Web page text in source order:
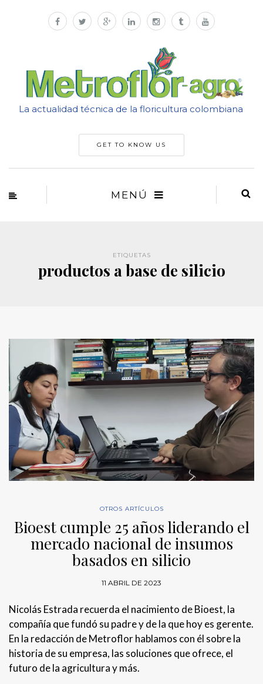
La actualidad técnica de la floricultura colombiana
GET TO KNOW US
MENÚ
ETIQUETAS
productos a base de silicio
OTROS ARTÍCULOS
Bioest cumple 25 años liderando el
mercado nacional de insumos
basados en silicio
11 ABRIL DE 2023
Nicolás Estrada recuerda el nacimiento de Bioest, la
compañía que fundó su padre y de la que hoy es gerente.
En la redacción de Metroflor hablamos con él sobre la
historia de su empresa, las soluciones que ofrece, el
futuro de la agricultura y más.